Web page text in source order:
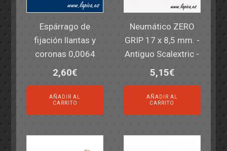
Espárrago de
fijación llantas y
coronas 0,0064
2,60€
AÑADIR AL
CARRITO
Neumático ZERO
GRIP 17 x 8,5 mm. -
Antiguo Scalextric -
5,15€
AÑADIR AL
CARRITO